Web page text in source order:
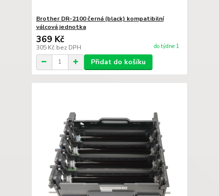
Brother DR-2100 černá (black) kompatibilní
válcová jednotka
369 Kč
305 Kč bez DPH do týdne 1
Přidat do košíku